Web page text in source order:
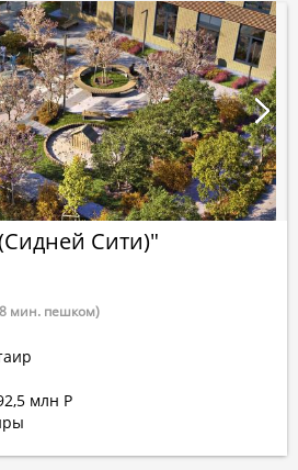
Сити)"
мин. пешком)
млн Р